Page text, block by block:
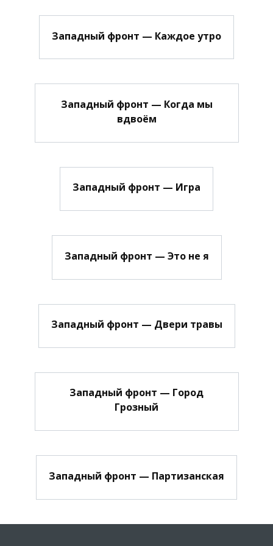
Западный фронт — Каждое утро
Западный фронт — Когда мы
вдвоём
Западный фронт — Игра
Западный фронт — Это не я
Западный фронт — Двери травы
Западный фронт — Город
Грозный
Западный фронт — Партизанская